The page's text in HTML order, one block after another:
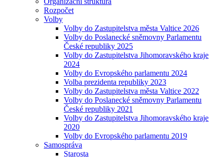
Rozpočet
Volby
Volby do Zastupitelstva města Valtice 2026
Volby do Poslanecké sněmovny Parlamentu
České republiky 2025
Volby do Zastupitelstva Jihomoravského kraje
2024
Volby do Evropského parlamentu 2024
Volba prezidenta republiky 2023
Volby do Zastupitelstva města Valtice 2022
Volby do Poslanecké sněmovny Parlamentu
České republiky 2021
Volby do Zastupitelstva Jihomoravského kraje
2020
Volby do Evropského parlamentu 2019
Samospráva
Starosta